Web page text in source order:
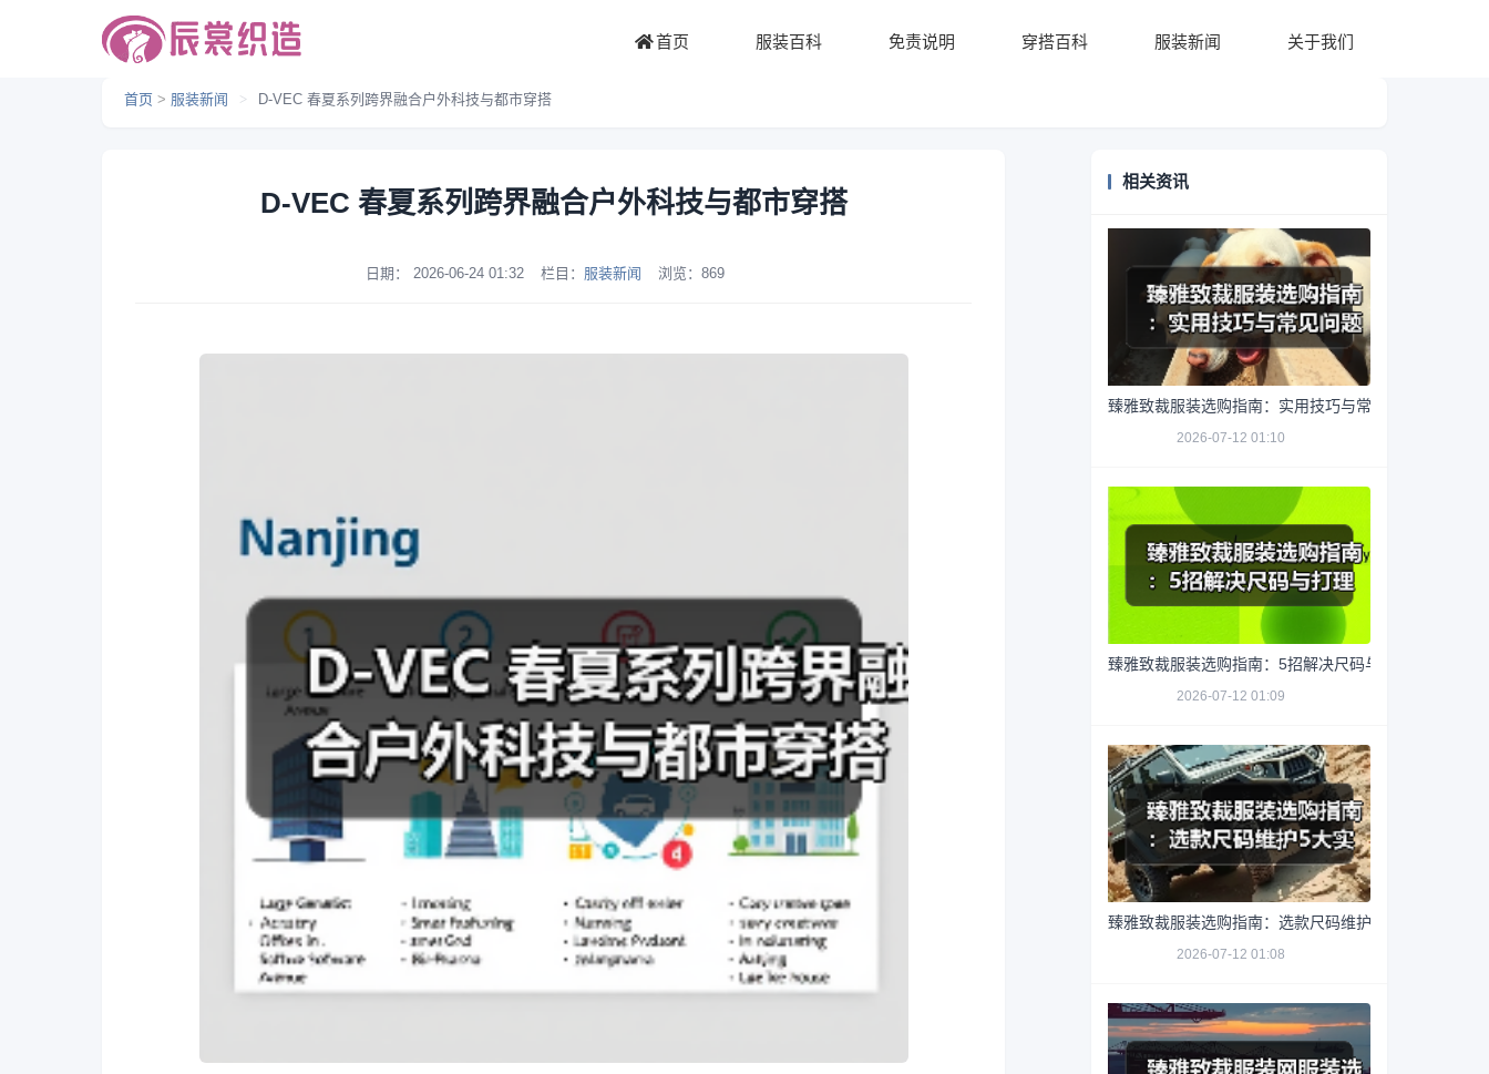
首页 服装百科 免责说明 穿搭百科 服装新闻 关于我们
首页 > 服装新闻 > D-VEC 春夏系列跨界融合户外科技与都市穿搭
D-VEC 春夏系列跨界融合户外科技与都市穿搭
日期： 2026-06-24 01:32 栏目： 服装新闻 浏览： 869
相关资讯
臻雅致裁服装选购指南：实用技巧与常见问题解析
2026-07-12 01:10
臻雅致裁服装选购指南：5招解决尺码与打理难题
2026-07-12 01:09
臻雅致裁服装选购指南：选款尺码维护5大实用方法
2026-07-12 01:08